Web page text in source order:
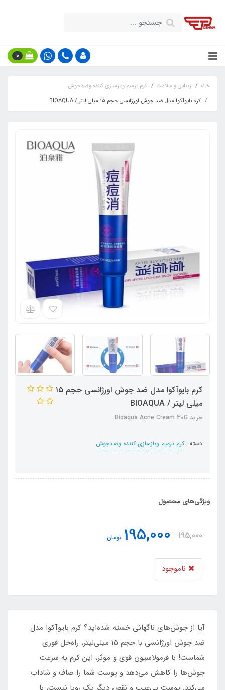
0
خانه زیبایی و سلامت
کرم ترمیم وبازسازی کننده وضدجوش
کرم بایوآکوا مدل ضد جوش اورژانسی حجم ۱۵ میلی لیتر / BIOAQUA
کرم بایوآکوا مدل ضد جوش اورژانسی حجم ۱۵
میلی لیتر / BIOAQUA
خرید Bioaqua Acne Cream 30G
دسته :کرم ترمیم وبازسازی کننده وضدجوش
ویژگی‌های محصول
195,000
195,000 تومان
ناموجود
آیا از جوش‌های ناگهانی خسته شده‌اید؟ کرم بایوآکوا مدل
ضد جوش اورژانسی با حجم ۱۵ میلی‌لیتر، راه‌حل فوری
شماست! با فرمولاسیون قوی و موثر، این کرم به سرعت
جوش‌ها را کاهش می‌دهد و پوست شما را صاف و شاداب